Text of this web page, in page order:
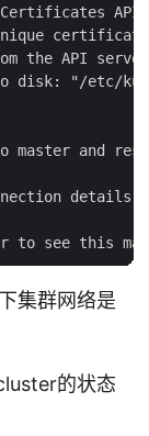
Certificates
the API
disk: "/etc/
and
details.
集群网络是
的状态